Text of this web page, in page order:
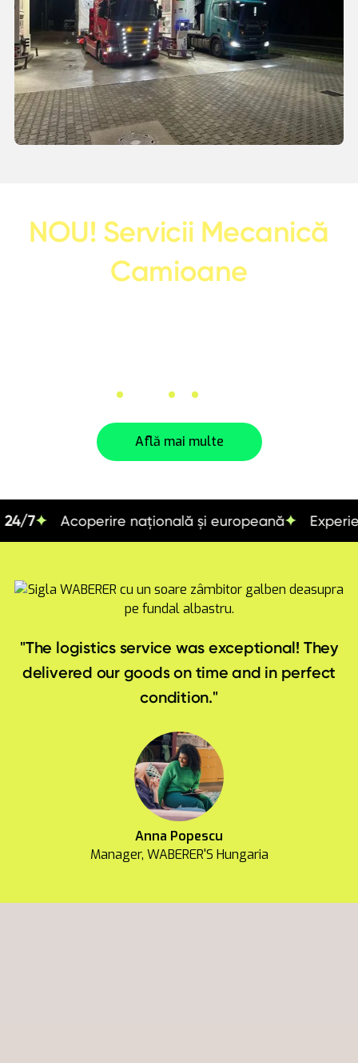
NOU! Servicii Mecanică
Camioane
Botoșani Iași Suceava
Află mai multe
Acoperire națională și europeană Experiență de
"The logistics service was exceptional! They
delivered our goods on time and in perfect
condition."
Anna Popescu
Manager, WABERER'S Hungaria